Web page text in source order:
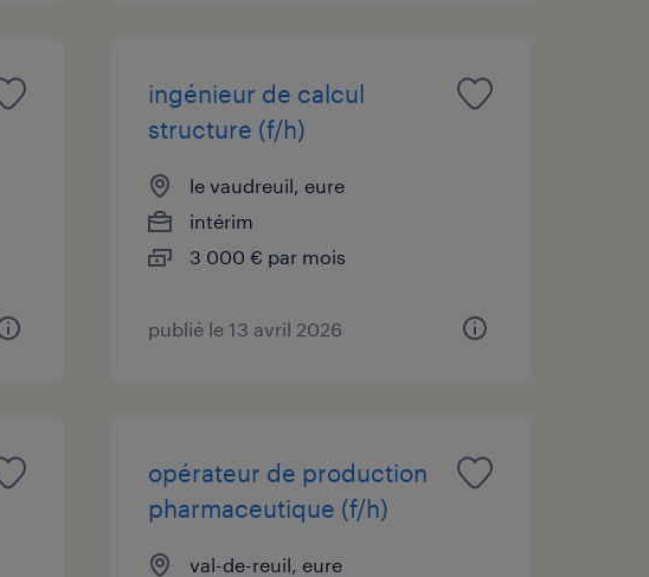
ingénieur de calcul
structure (f/h)
le vaudreuil, eure
intérim
3 000 € par mois
publié le 13 avril 2026
opérateur de production
pharmaceutique (f/h)
val-de-reuil, eure